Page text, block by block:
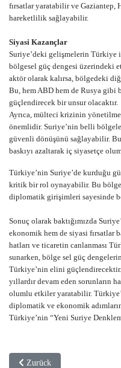
fırsatlar yaratabilir ve Gaziantep,
hareketlilik sağlayabilir.
Siyasi Kazançlar
Suriye’deki gelişmelerin Türkiye
bölgesel güç dengesi üzerindeki
aktör olarak kalırsa, bölgedeki
Bu, hem ABD hem de Rusya gibi
güçlendirecek bir unsur olacaktır.
Ayrıca, mülteci krizinin
önemlidir. Suriye’nin belli
güvenli dönüşünü sağlayabilir.
baskıyı azaltarak iç siyasetçe
Türkiye’nin Suriye’de kurduğu
kritik bir rol oynayabilir. Bu
diplomatik girişimleri sayesinde
Sonuç olarak baktığımızda
ekonomik hem de siyasi fırsatlar
hatları ve ticaretin canlanması
sunarken, bölge sel güç
Türkiye’nin elini
yıllardır devam eden sorunların
olumlu etkiler yaratabilir.
diplomatik ve ekonomik
Türkiye’nin “Yeni Suriye
Vorheriger Beitrag: Almanya
Zurück